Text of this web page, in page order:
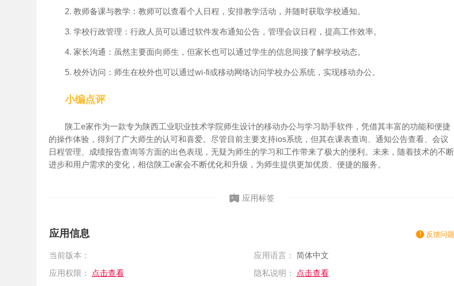
2. 教师备课与教学：教师可以查看个人日程，安排教学活动，并随时获取学校通知。
3. 学校行政管理：行政人员可以通过软件发布通知公告，管理会议日程，提高工作效率。
4. 家长沟通：虽然主要面向师生，但家长也可以通过学生的信息间接了解学校动态。
5. 校外访问：师生在校外也可以通过wi-fi或移动网络访问学校办公系统，实现移动办公。
小编点评
陕工e家作为一款专为陕西工业职业技术学院师生设计的移动办公与学习助手软件，凭借其丰富的功能和便捷
的操作体验，得到了广大师生的认可和喜爱。尽管目前主要支持ios系统，但其在课表查询、通知公告查看、会议
日程管理、成绩报告查询等方面的出色表现，无疑为师生的学习和工作带来了极大的便利。未来，随着技术的不断
进步和用户需求的变化，相信陕工e家会不断优化和升级，为师生提供更加优质、便捷的服务。
应用标签
应用信息 反馈问题
当前版本： 应用语言： 简体中文
应用权限： 点击查看 隐私说明： 点击查看